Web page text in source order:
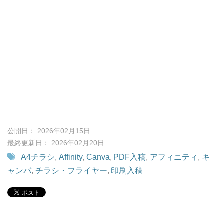
公開日： 2026年02月15日
最終更新日： 2026年02月20日
A4チラシ, Affinity, Canva, PDF入稿, アフィニティ , キ
ャンバ, チラシ・フライヤー, 印刷入稿